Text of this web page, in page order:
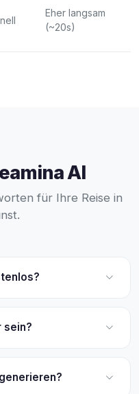
Eher langsam
(~20s)
AI
für Ihre Reise in
versteckten
sein?
Ihre Idee, und